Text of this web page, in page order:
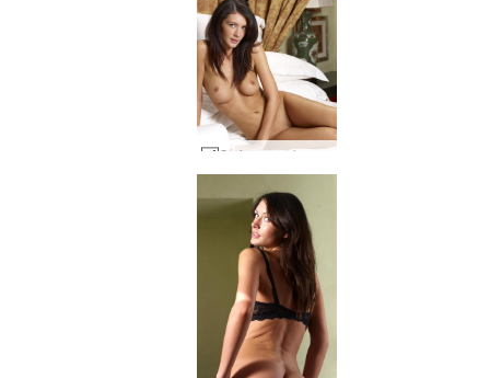
Orsi yumuşak yastıklar #1